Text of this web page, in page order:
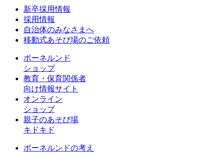
新卒採用情報
採用情報
自治体のみなさまへ
移動式あそび場のご依頼
ボーネルンド
ショップ
教育・保育関係者
向け情報サイト
オンライン
ショップ
親子のあそび場
キドキド
ボーネルンドの考え